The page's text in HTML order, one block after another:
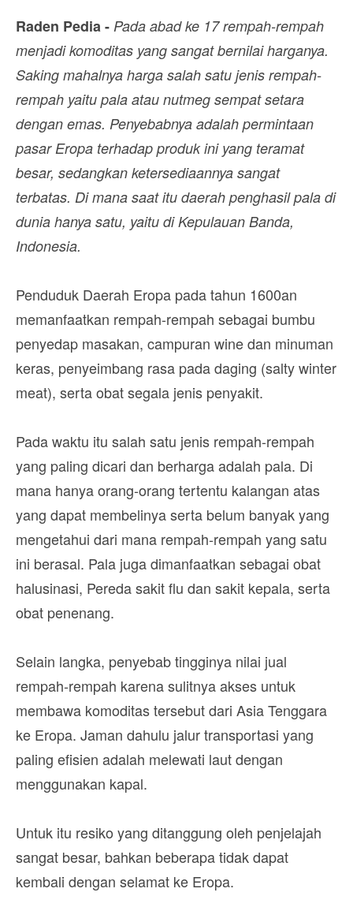
Raden Pedia - Pada abad ke 17 rempah-rempah
menjadi komoditas yang sangat bernilai harganya.
Saking mahalnya harga salah satu jenis rempah-
rempah yaitu pala atau nutmeg sempat setara
dengan emas. Penyebabnya adalah permintaan
pasar Eropa terhadap produk ini yang teramat
besar, sedangkan ketersediaannya sangat
terbatas. Di mana saat itu daerah penghasil pala di
dunia hanya satu, yaitu di Kepulauan Banda,
Indonesia.
Penduduk Daerah Eropa pada tahun 1600an
memanfaatkan rempah-rempah sebagai bumbu
penyedap masakan, campuran wine dan minuman
keras, penyeimbang rasa pada daging (salty winter
meat), serta obat segala jenis penyakit.
Pada waktu itu salah satu jenis rempah-rempah
yang paling dicari dan berharga adalah pala. Di
mana hanya orang-orang tertentu kalangan atas
yang dapat membelinya serta belum banyak yang
mengetahui dari mana rempah-rempah yang satu
ini berasal. Pala juga dimanfaatkan sebagai obat
halusinasi, Pereda sakit flu dan sakit kepala, serta
obat penenang.
Selain langka, penyebab tingginya nilai jual
rempah-rempah karena sulitnya akses untuk
membawa komoditas tersebut dari Asia Tenggara
ke Eropa. Jaman dahulu jalur transportasi yang
paling efisien adalah melewati laut dengan
menggunakan kapal.
Untuk itu resiko yang ditanggung oleh penjelajah
sangat besar, bahkan beberapa tidak dapat
kembali dengan selamat ke Eropa.